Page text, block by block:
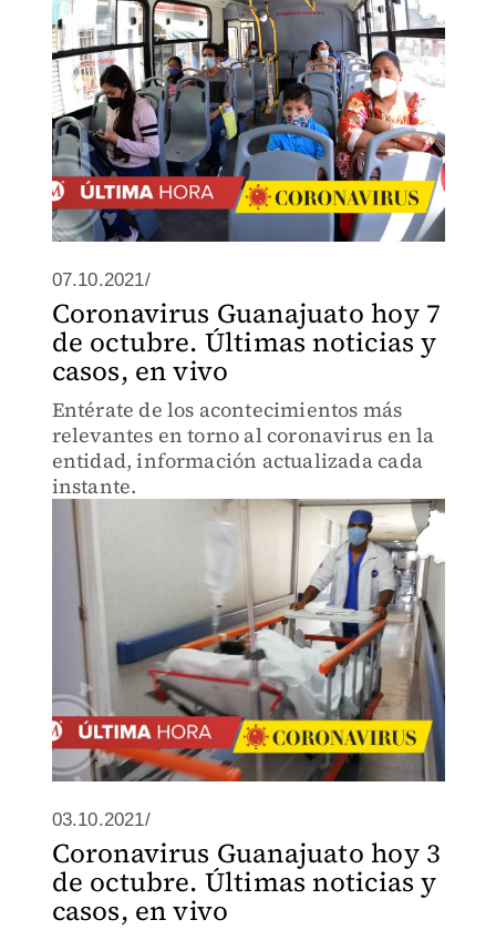
07.10.2021/
Coronavirus Guanajuato hoy 7
de octubre. Últimas noticias y
casos, en vivo
Entérate de los acontecimientos más
relevantes en torno al coronavirus en la
entidad, información actualizada cada
instante.
03.10.2021/
Coronavirus Guanajuato hoy 3
de octubre. Últimas noticias y
casos, en vivo